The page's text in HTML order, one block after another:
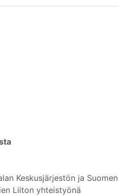
Keskusjärjestön ja Suomen
Liiton yhteistyönä